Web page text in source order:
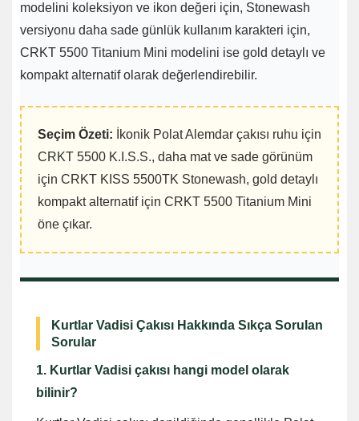
modelini koleksiyon ve ikon değeri için, Stonewash
versiyonu daha sade günlük kullanım karakteri için,
CRKT 5500 Titanium Mini modelini ise gold detaylı ve
kompakt alternatif olarak değerlendirebilir.
Seçim Özeti: İkonik Polat Alemdar çakısı ruhu için
CRKT 5500 K.I.S.S., daha mat ve sade görünüm
için CRKT KISS 5500TK Stonewash, gold detaylı
kompakt alternatif için CRKT 5500 Titanium Mini
öne çıkar.
Kurtlar Vadisi Çakısı Hakkında Sıkça Sorulan
Sorular
1. Kurtlar Vadisi çakısı hangi model olarak
bilinir?